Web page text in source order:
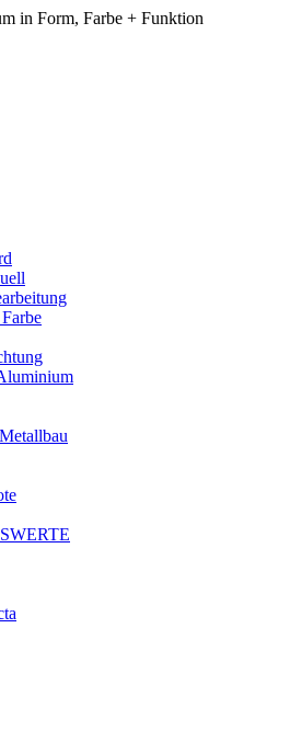
in Form, Farbe + Funktion